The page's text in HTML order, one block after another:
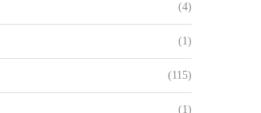
(4)
(1)
(115)
(1)